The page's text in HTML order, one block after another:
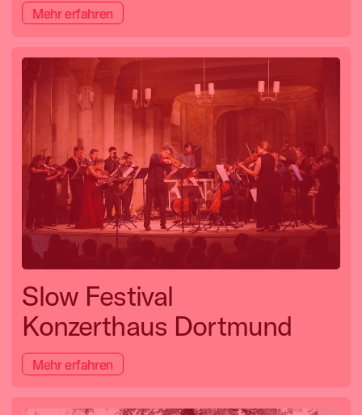
Mehr erfahren
Slow Festival
Konzerthaus Dortmund
Mehr erfahren